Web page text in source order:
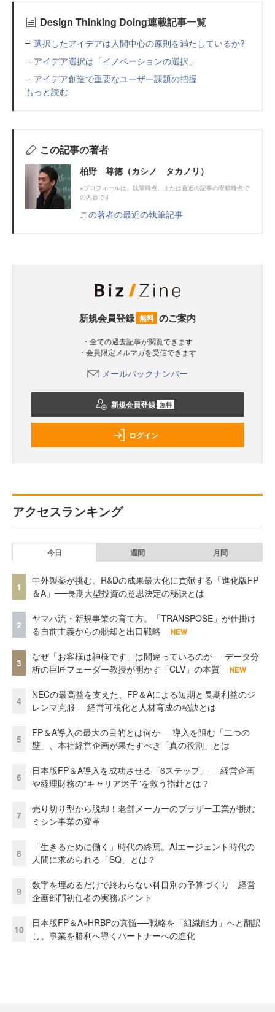
Design Thinking Doing連載記事一覧
選択したアイデアは人間中心の原則を満たしているか?
アイデア選択は「イノベーションの選択」
アイデア創造で重要なユーザー課題の把握
もっと読む
この記事の著者
柏野 尊徳（カシノ タカノリ）
※プロフィールは、執筆時点、または直近の記事の寄稿時点で
の内容です
この著者の最近の執筆記事
新規会員登録 無料 のご案内
・全ての過去記事が閲覧できます
・会員限定メルマガを受信できます
メールバックナンバー
新規会員登録 無料
ログイン
アクセスランキング
今日 週間 月間
1
中外製薬が挑む、R&Dの成果最大化に貢献する「進化版FP
＆A」──長期大型投資の意思決定の秘訣とは
2
ヤマハ流・新規事業の育て方。「TRANSPOSE」が仕掛け
る自前主義からの脱却と出口戦略
NEW
3
なぜ「お客様は神様です」は間違っているのか──データ分
析の巨匠フェーダー教授が明かす「CLV」の本質
NEW
4
NECの最高益を支えた、FP＆Aによる短期と長期利益のジ
レンマ克服──経営可視化と人材育成の秘訣とは
5
FP＆A導入の最大の目的とは何か──導入を阻む「二つの
壁」、本社経営企画が果たすべき「真の役割」とは
6
日本版FP＆A導入を成功させる「6ステップ」──経営企画
や経理財務の“キャリア迷子”を救う指針とは？
7
売り切り型から脱却！老舗メーカーのブラザー工業が挑む
ミシン事業の変革
8
「生きるために働く」時代の終焉。AIエージェント時代の
人間に求められる「SQ」とは？
9
数字を埋めるだけで終わらない科目別の予算づくり 経営
企画部門初任者の実務ポイント
10
日本版FP＆A×HRBPの真髄──戦略を「組織能力」へと翻訳
し、事業を勝利へ導くパートナーへの進化